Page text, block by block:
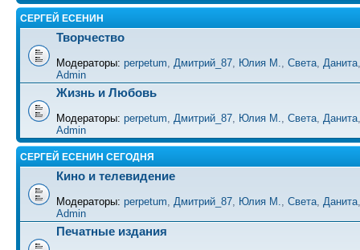
СЕРГЕЙ ЕСЕНИН
Творчество
Модераторы: perpetum, Дмитрий_87, Юлия М., Света, Данита
Admin
Жизнь и Любовь
Модераторы: perpetum, Дмитрий_87, Юлия М., Света, Данита
Admin
СЕРГЕЙ ЕСЕНИН СЕГОДНЯ
Кино и телевидение
Модераторы: perpetum, Дмитрий_87, Юлия М., Света, Данита
Admin
Печатные издания